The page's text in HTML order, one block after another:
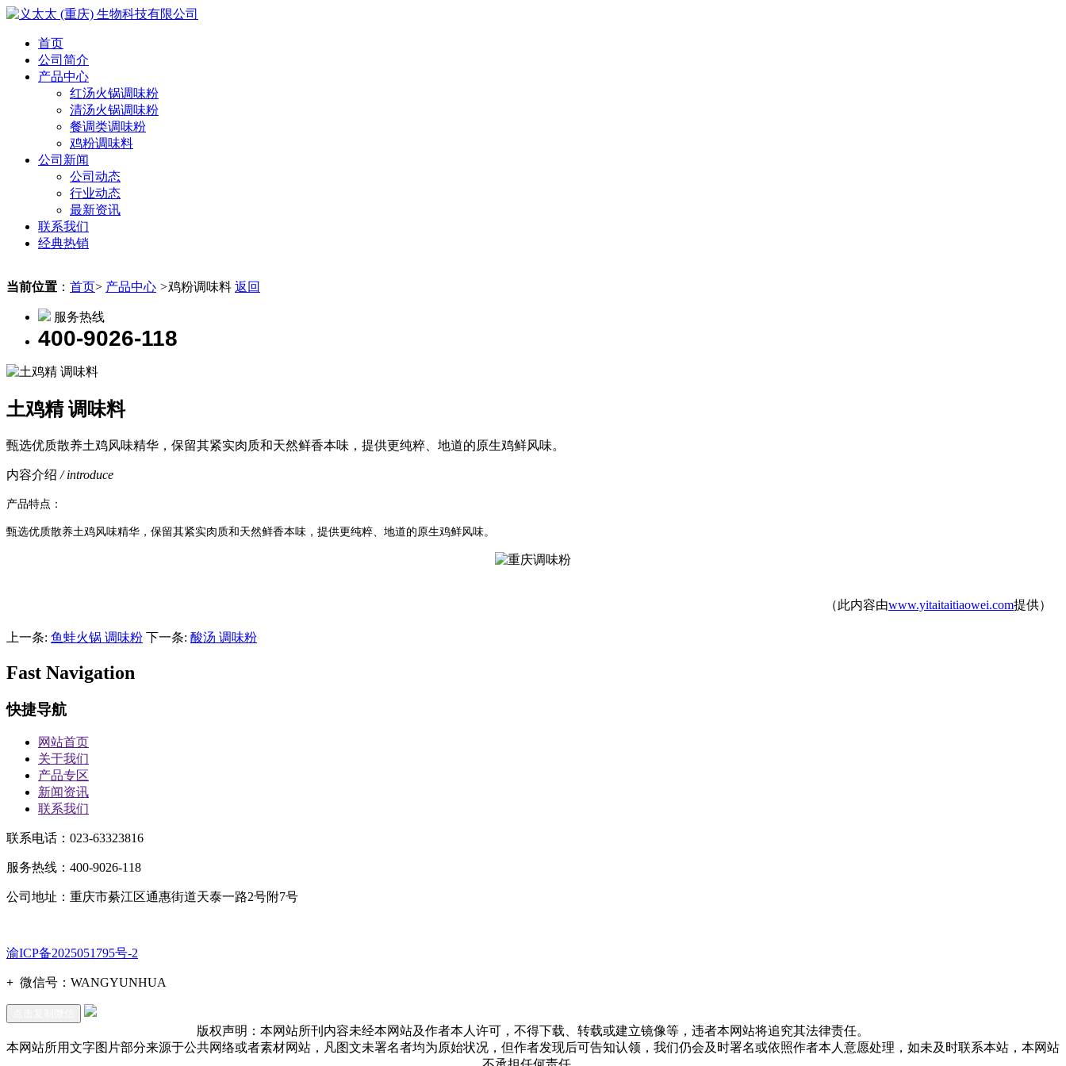
首页
公司简介
产品中心
红汤火锅调味粉
清汤火锅调味粉
餐调类调味粉
鸡粉调味料
公司新闻
公司动态
行业动态
最新资讯
联系我们
经典热销
当前位置 ： 首页> 产品中心 >鸡粉调味料 返回
服务热线
400-9026-118
土鸡精 调味料
甄选优质散养土鸡风味精华，保留其紧实肉质和天然鲜香本味，提供更纯粹、地道的原生鸡鲜风味。
内容介绍 / introduce
产品特点：
甄选优质散养土鸡风味精华，保留其紧实肉质和天然鲜香本味，提供更纯粹、地道的原生鸡鲜风味。
（此内容由www.yitaitaitiaowei.com提供）
上一条: 鱼蛙火锅 调味粉 下一条: 酸汤 调味粉
Fast Navigation
快捷导航
网站首页
关于我们
产品专区
新闻资讯
联系我们
联系电话：023-63323816
服务热线：400-9026-118
公司地址：重庆市綦江区通惠街道天泰一路2号附7号
渝ICP备2025051795号-2
+ 微信号： WANGYUNHUA
版权声明：本网站所刊内容未经本网站及作者本人许可，不得下载、转载或建立镜像等，违者本网站将追究其法律责任。
本网站所用文字图片部分来源于公共网络或者素材网站，凡图文未署名者均为原始状况，但作者发现后可告知认领，我们仍会及时署名或依照作者本人意愿处理，如未及时联系本站，本网站